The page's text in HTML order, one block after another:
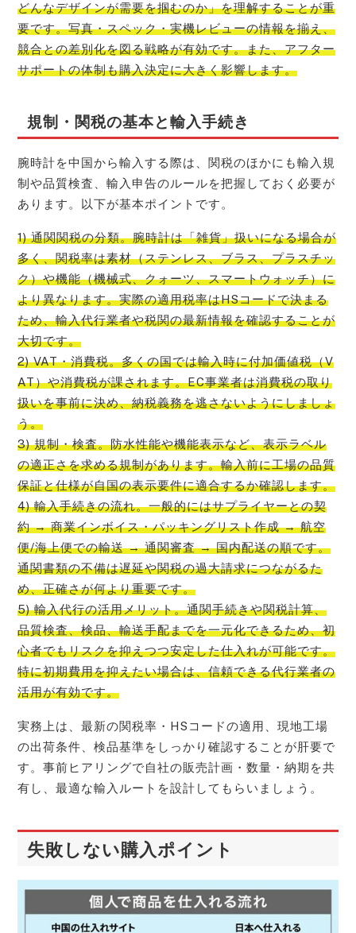
どんなデザインが需要を掴むのか」を理解することが重
要です。写真・スペック・実機レビューの情報を揃え、
競合との差別化を図る戦略が有効です。また、アフター
サポートの体制も購入決定に大きく影響します。
規制・関税の基本と輸入手続き
腕時計を中国から輸入する際は、関税のほかにも輸入規
制や品質検査、輸入申告のルールを把握しておく必要が
あります。以下が基本ポイントです。
1) 通関関税の分類。腕時計は「雑貨」扱いになる場合が
多く、関税率は素材（ステンレス、ブラス、プラスチッ
ク）や機能（機械式、クォーツ、スマートウォッチ）に
より異なります。実際の適用税率はHSコードで決まる
ため、輸入代行業者や税関の最新情報を確認することが
大切です。
2) VAT・消費税。多くの国では輸入時に付加価値税（V
AT）や消費税が課されます。EC事業者は消費税の取り
扱いを事前に決め、納税義務を逃さないようにしましょ
う。
3) 規制・検査。防水性能や機能表示など、表示ラベル
の適正さを求める規制があります。輸入前に工場の品質
保証と仕様が自国の表示要件に適合するか確認します。
4) 輸入手続きの流れ。一般的にはサプライヤーとの契
約 → 商業インボイス・パッキングリスト作成 → 航空
便/海上便での輸送 → 通関審査 → 国内配送の順です。
通関書類の不備は遅延や関税の過大請求につながるた
め、正確さが何より重要です。
5) 輸入代行の活用メリット。通関手続きや関税計算、
品質検査、検品、輸送手配までを一元化できるため、初
心者でもリスクを抑えつつ安定した仕入れが可能です。
特に初期費用を抑えたい場合は、信頼できる代行業者の
活用が有効です。
実務上は、最新の関税率・HSコードの適用、現地工場
の出荷条件、検品基準をしっかり確認することが肝要で
す。事前ヒアリングで自社の販売計画・数量・納期を共
有し、最適な輸入ルートを設計してもらいましょう。
失敗しない購入ポイント